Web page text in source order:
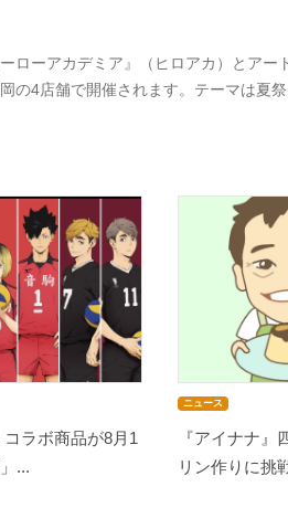
ローアカデミア』（ヒロアカ）とア
の4店舗で開催されます。テーマは夏
コラボ商品が8月1
...
ニュース
『アイナナ
リン作りに挑